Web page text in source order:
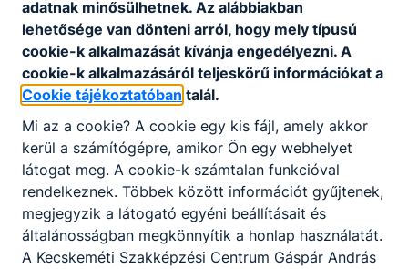
adatnak minősülhetnek. Az alábbiakban
lehetősége van dönteni arról, hogy mely típusú
cookie-k alkalmazását kívánja engedélyezni. A
cookie-k alkalmazásáról teljeskörű információkat a
Cookie tájékoztatóban talál.
Mi az a cookie? A cookie egy kis fájl, amely akkor
kerül a számítógépre, amikor Ön egy webhelyet
látogat meg. A cookie-k számtalan funkcióval
rendelkeznek. Többek között információt gyűjtenek,
megjegyzik a látogató egyéni beállításait és
általánosságban megkönnyítik a honlap használatát.
A Kecskeméti Szakképzési Centrum Gáspár András